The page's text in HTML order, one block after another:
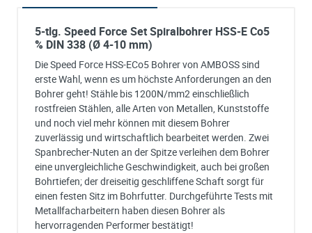
5-tlg. Speed Force Set Spiralbohrer HSS-E Co5
% DIN 338 (Ø 4-10 mm)
Die Speed Force HSS-ECo5 Bohrer von AMBOSS sind
erste Wahl, wenn es um höchste Anforderungen an den
Bohrer geht! Stähle bis 1200N/mm2 einschließlich
rostfreien Stählen, alle Arten von Metallen, Kunststoffe
und noch viel mehr können mit diesem Bohrer
zuverlässig und wirtschaftlich bearbeitet werden. Zwei
Spanbrecher-Nuten an der Spitze verleihen dem Bohrer
eine unvergleichliche Geschwindigkeit, auch bei großen
Bohrtiefen; der dreiseitig geschliffene Schaft sorgt für
einen festen Sitz im Bohrfutter. Durchgeführte Tests mit
Metallfacharbeitern haben diesen Bohrer als
hervorragenden Performer bestätigt!